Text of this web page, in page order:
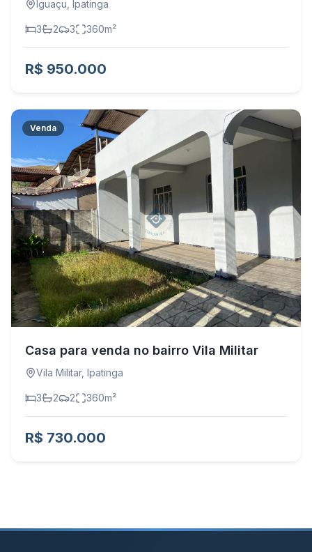
Iguaçu Ipatinga
3 2 3 360m²
R$ 950.000
Venda
Casa para venda no bairro Vila Militar
Vila Militar, Ipatinga
3 2 2 360m²
R$ 730.000